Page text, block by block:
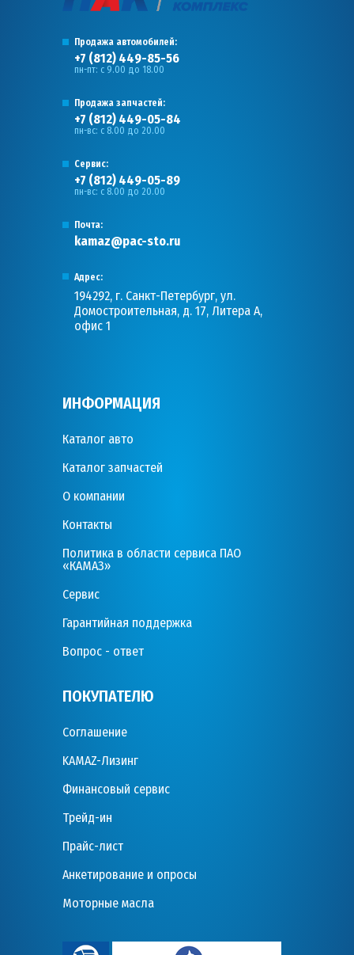
Продажа автомобилей:
+7 (812) 449-85-56
пн-пт: с 9.00 до 18.00
Продажа запчастей:
+7 (812) 449-05-84
пн-вс: с 8.00 до 20.00
Сервис:
+7 (812) 449-05-89
пн-вс: с 8.00 до 20.00
Почта:
kamaz@pac-sto.ru
Адрес:
194292, г. Санкт-Петербург, ул.
Домостроительная, д. 17, Литера А,
офис 1
ИНФОРМАЦИЯ
Каталог авто
Каталог запчастей
О компании
Контакты
Политика в области сервиса ПАО
«КАМАЗ»
Сервис
Гарантийная поддержка
Вопрос - ответ
ПОКУПАТЕЛЮ
Соглашение
KAMAZ-Лизинг
Финансовый сервис
Трейд-ин
Прайс-лист
Анкетирование и опросы
Моторные масла